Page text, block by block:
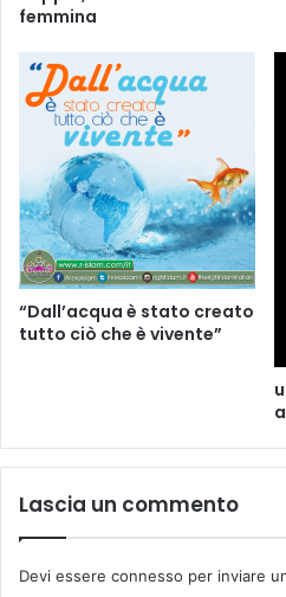
femmina
“Dall’acqua è stato creato
tutto ciò che è vivente”
Lascia un commento
Devi essere connesso per inviare